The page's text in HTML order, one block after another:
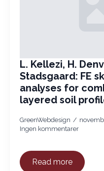
L. Kellezi, H.
Stadsgaard: FE
analyses for
layered soil
GreenWebdesign
Ingen kommentarer
Read more